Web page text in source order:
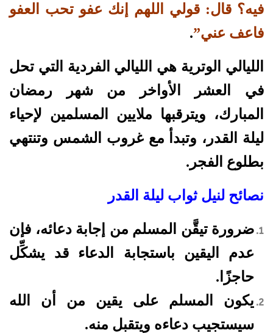
فيه؟ قال: قولي اللهم إنك عفو تحب العفو
فاعف عني”.
الليالي الوترية هي الليالي الفردية التي تحل
في العشر الأواخر من شهر رمضان
المبارك، ويترقبها ملايين المسلمين لإحياء
ليلة القدر، وتبدأ مع غروب الشمس وتنتهي
بطلوع الفجر.
نصائح لنيل ثواب ليلة القدر
ضرورة تيقَّن المسلم من إجابة دعائه، فإن
عدم اليقين باستجابة الدعاء قد يشكِّل
حاجزًا.
يكون المسلم على يقين من أن الله
سيستجيب دعاءه ويتقبل منه.